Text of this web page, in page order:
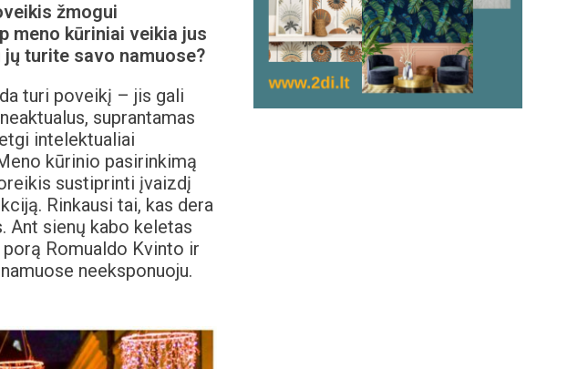
žmogui
meno kūriniai veikia jus
jų turite savo namuose?
turi poveikį – jis gali
suprantamas
intelektualiai
kūrinio pasirinkimą
sustiprinti įvaizdį
Rinkausi tai, kas dera
Ant sienų kabo keletas
Romualdo Kvinto ir
neeksponuoju.